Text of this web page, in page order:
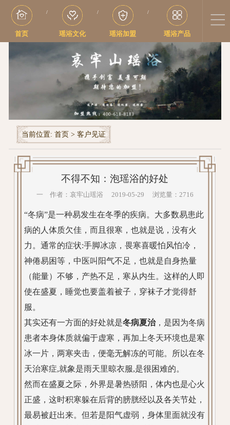
首页
/
瑶浴文化
/
瑶浴加盟
/
瑶浴产品
当前位置: 首页 > 客户见证
不得不知：泡瑶浴的好处
一 作者：哀牢山瑶浴 2019-05-29 浏览量：2716
“冬病”是一种易发生在冬季的疾病。大多数易患此
病的人体质欠佳，而且很寒，也就是说，没有火
力。通常的症状:手脚冰凉，畏寒喜暖怕风怕冷，
神倦易困等，中医叫阳气不足，也就是自身热量
（能量）不够，产热不足，寒从内生。这样的人即
使在盛夏，睡觉也要盖着被子，穿袜子才觉得舒
服。
其实还有一方面的好处就是冬病夏治，是因为冬病
患者本身体质就偏于虚寒，再加上冬天环境也是寒
冰一片，两寒夹击，便毫无解冻的可能。所以在冬
天治寒症,就象是雨天里晾衣服,是很困难的。
然而在盛夏之际，外界是暑热骄阳，体内也是心火
正盛，这时积寒躲在后背的膀胱经以及各关节处，
最易被赶出来。但若是阳气虚弱，身体里面就没有